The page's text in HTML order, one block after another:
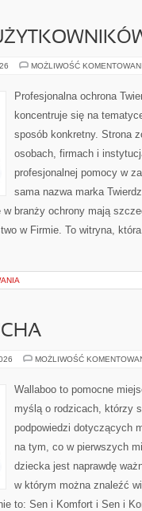
MOŻLIWOŚĆ
Profesjonalna ochrona
koncentruje się na
sposób konkretny. Strona
osobach, firmach i
profesjonalnej pomocy w
sama nazwa marka
branży ochrony mają
w Firmie. To witryna,
MOŻLIWOŚĆ
Wallaboo to pomocne
myślą o rodzicach, którzy
podpowiedzi dotyczących
na tym, co w pierwszych
dziecka jest naprawdę
w którym można znaleźć
to: Sen i Komfort i Sen i